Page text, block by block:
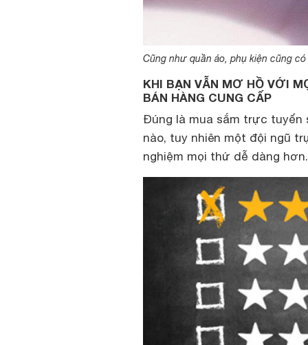
Cũng như quần áo, phụ kiện cũng
KHI BẠN VẪN MƠ HỒ VỚI
BÁN HÀNG CUNG CẤP
Đúng là mua sắm trực tuyến
nào, tuy nhiên một đội ngũ
nghiệm mọi thứ dễ dàng hơn.